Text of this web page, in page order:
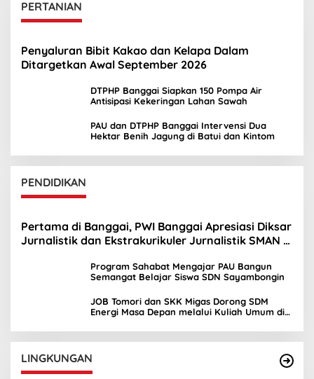
PERTANIAN
Penyaluran Bibit Kakao dan Kelapa Dalam
Ditargetkan Awal September 2026
DTPHP Banggai Siapkan 150 Pompa Air
Antisipasi Kekeringan Lahan Sawah
PAU dan DTPHP Banggai Intervensi Dua
Hektar Benih Jagung di Batui dan Kintom
PENDIDIKAN
Pertama di Banggai, PWI Banggai Apresiasi Diksar
Jurnalistik dan Ekstrakurikuler Jurnalistik SMAN 1
Program Sahabat Mengajar PAU Bangun
Semangat Belajar Siswa SDN Sayambongin
JOB Tomori dan SKK Migas Dorong SDM
Energi Masa Depan melalui Kuliah Umum di
LINGKUNGAN